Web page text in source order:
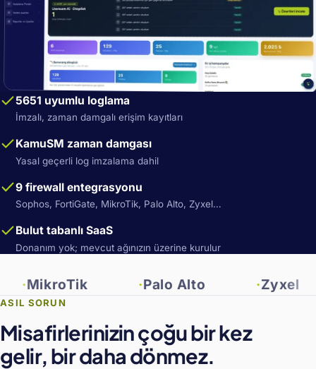
5651 uyumlu loglama
İmzalı, zaman damgalı erişim kayıtları
KamuSM zaman damgası
Yasal geçerli log imzalama dahil
9 firewall entegrasyonu
Sophos, FortiGate, MikroTik, Palo Alto, Zyxel…
Bulut tabanlı SaaS
Donanım yok; mevcut ağınızın üzerine kurulur
Palo Alto Zyxel
ASIL SORUN
Misafirlerinizin çoğu bir kez
gelir, bir daha dönmez.